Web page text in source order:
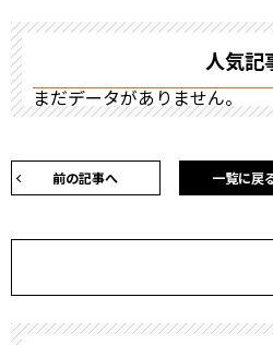
人気記
まだデータがありません。
前の記事へ 一覧に戻